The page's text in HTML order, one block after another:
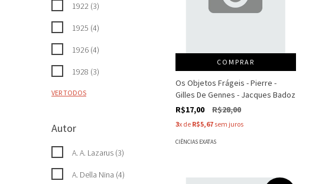
1922 (3)
1925 (4)
1926 (4)
1928 (3)
VER TODOS
Autor
A. A. Lazarus (3)
A. Della Nina (4)
COMPRAR
Os Objetos Frágeis - Pierre -
Gilles De Gennes - Jacques Badoz
R$17,00
R$28,00
3x de R$5,67 sem juros
CIÊNCIAS EXATAS